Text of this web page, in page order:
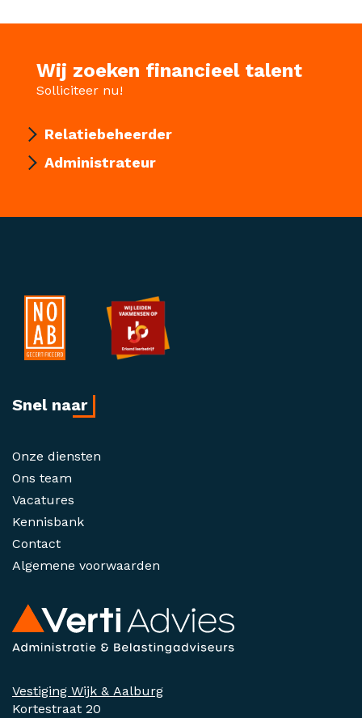
Wij zoeken financieel talent
Solliciteer nu!
Relatiebeheerder
Administrateur
Vestiging Wijk & Aalburg
Kortestraat 20
Snel naar
Onze diensten
Ons team
Vacatures
Kennisbank
Contact
Algemene voorwaarden